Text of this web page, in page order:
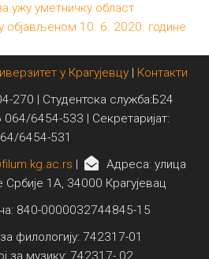
ужу уметничку област
објављеном 10. 6. 2020. године
у Крагујевцу| Контакти
270 | Студентска служба:Б24
6454-533 | Секретаријат:
6454-531
|
Адреса: улица
1А, 34000 Крагујевац
840-0000032744845-15
филологију: 742317-01
за музику: 742317- 02